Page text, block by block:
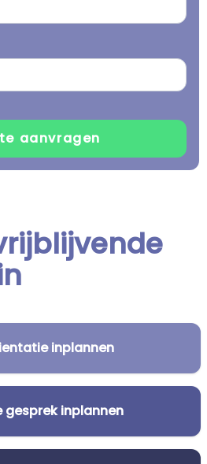
inplannen
gesprek inplannen